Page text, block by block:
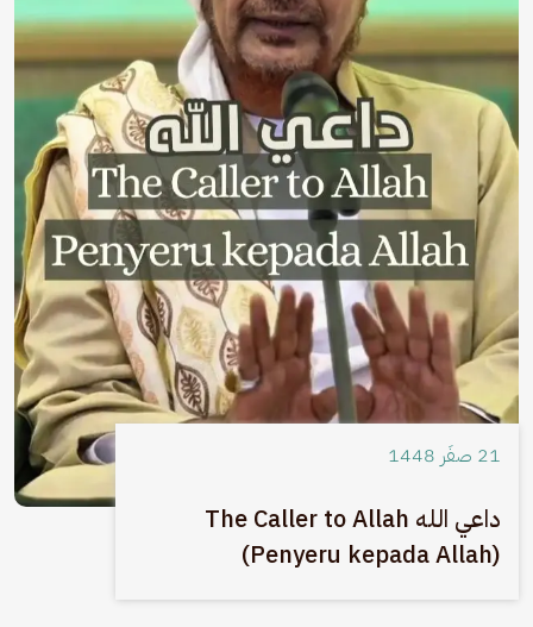
21 صفَر 1448
داعي الله The Caller to Allah
(Penyeru kepada Allah)